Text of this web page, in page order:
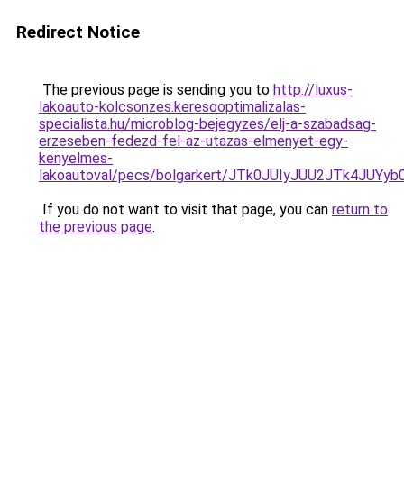
Redirect Notice
The previous page is sending you to http://luxus-
lakoauto-kolcsonzes.keresooptimalizalas-
specialista.hu/microblog-bejegyzes/elj-a-szabadsag-
erzeseben-fedezd-fel-az-utazas-elmenyet-egy-
kenyelmes-
lakoautoval/pecs/bolgarkert/
If you do not want to visit that page, you can return to
the previous page.